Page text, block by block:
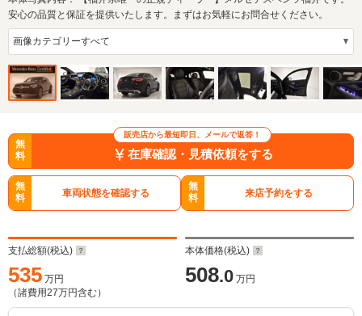
安心の品質と保証を提供いたします。まずはお気軽にお問合せください。
販売店から最短即日、メールで返答！
無
料
在庫確認・見積依頼をする
無
料
車両状態を確認する
無
料
来店予約をする
支払総額(税込)
535 万円
（諸費用27万円含む）
本体価格(税込)
508.0 万円